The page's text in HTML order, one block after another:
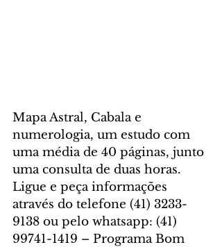
Mapa Astral, Cabala e
numerologia, um estudo com
uma média de 40 páginas, junto
uma consulta de duas horas.
Ligue e peça informações
através do telefone (41) 3233-
9138 ou pelo whatsapp: (41)
99741-1419 – Programa Bom